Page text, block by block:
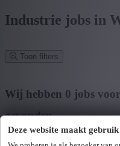
Deze website maakt
Industrie jobs in
Toon filters
Zoek op functie, jobtitel,
Wij hebben 0 jobs
gevonden